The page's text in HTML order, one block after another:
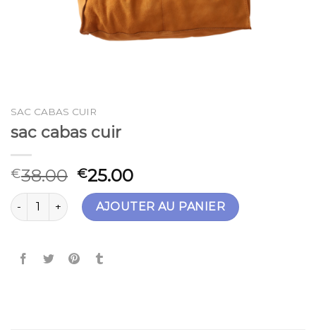
SAC CABAS CUIR
sac cabas cuir
€38.00 €25.00
quantité de sac cabas cuirAJOUTER AU PANIER